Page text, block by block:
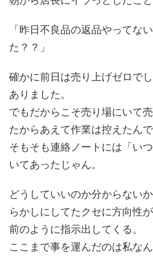
「昨日不良品の返品やってな
た？？」
確かに前日は売り上げゼロで
ありました。
でもだからこそ売り場にいて
たからあえて作業は控えたんで
そもそも連絡ノートには「い
いてあったじゃん。
どうしていいのか分からない
らかしにしてたクセに方向性
前のように指示出してくる。
ここまで事を運んだのは私な